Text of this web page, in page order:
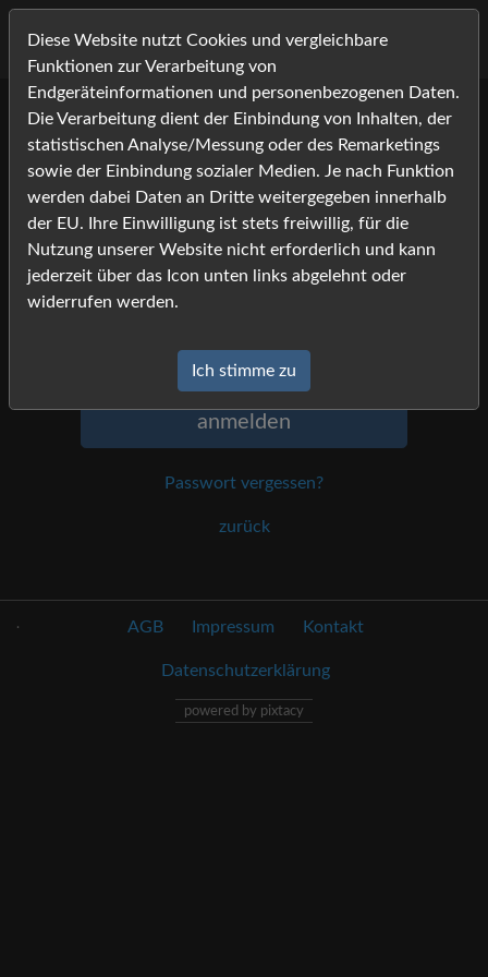
Anmeldung
Um sich anzumelden, geben Sie Namen
und Passwort ein, und klicken Sie auf
»anmelden«.
anmelden
Passwort vergessen?
zurück
Diese Website nutzt Cookies und vergleichbare
Funktionen zur Verarbeitung von
Endgeräteinformationen und personenbezogenen Daten.
Die Verarbeitung dient der Einbindung von Inhalten, der
statistischen Analyse/Messung oder des Remarketings
sowie der Einbindung sozialer Medien. Je nach Funktion
werden dabei Daten an Dritte weitergegeben innerhalb
der EU. Ihre Einwilligung ist stets freiwillig, für die
Nutzung unserer Website nicht erforderlich und kann
jederzeit über das Icon unten links abgelehnt oder
widerrufen werden.
Ich stimme zu
. AGB Impressum Kontakt
Datenschutzerklärung
powered by pixtacy